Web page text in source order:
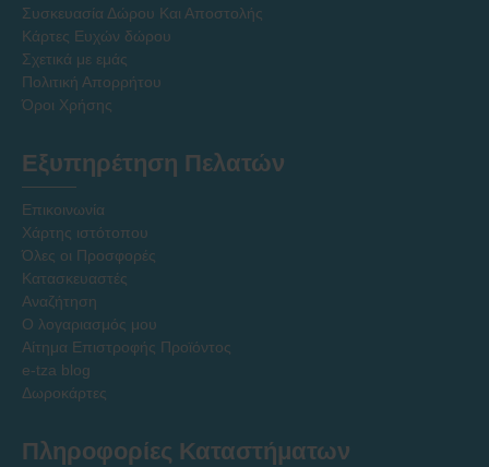
Συσκευασία Δώρου Και Αποστολής
Κάρτες Ευχών δώρου
Σχετικά με εμάς
Πολιτική Απορρήτου
Όροι Χρήσης
Εξυπηρέτηση Πελατών
Επικοινωνία
Χάρτης ιστότοπου
Όλες οι Προσφορές
Κατασκευαστές
Αναζήτηση
Ο λογαριασμός μου
Αίτημα Επιστροφής Προϊόντος
e-tza blog
Δωροκάρτες
Πληροφορίες Καταστήματων